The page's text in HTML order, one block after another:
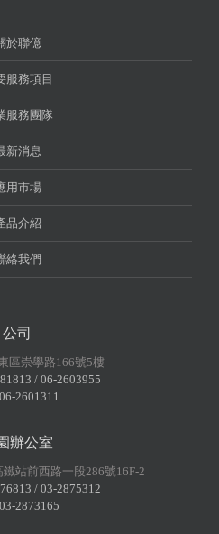
於聯億
服務項目
服務團隊
新消息
用市場
品介紹
絡我們
公司
區崇學路166號5樓
/ 06-2603955
06-2601311
辦公室
站前西路一段286號16F-2
/ 03-2875312
03-2873165